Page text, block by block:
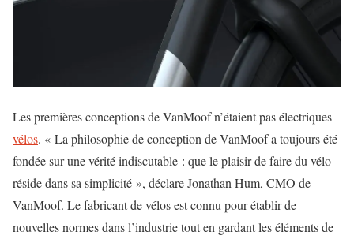
Les premières conceptions de VanMoof n’étaient pas électriques
vélos. « La philosophie de conception de VanMoof a toujours été
fondée sur une vérité indiscutable : que le plaisir de faire du vélo
réside dans sa simplicité », déclare Jonathan Hum, CMO de
VanMoof. Le fabricant de vélos est connu pour établir de
nouvelles normes dans l’industrie tout en gardant les éléments de